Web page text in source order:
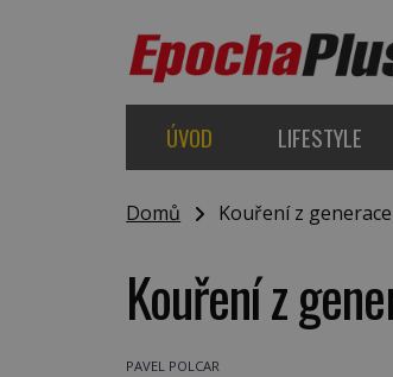
ÚVOD LIFESTYLE
Domů Kouření z
Kouření z
PAVEL POLCAR